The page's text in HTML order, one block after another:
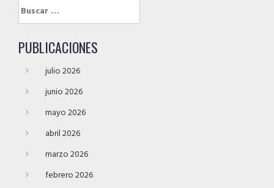
Buscar:
PUBLICACIONES
julio 2026
junio 2026
mayo 2026
abril 2026
marzo 2026
febrero 2026